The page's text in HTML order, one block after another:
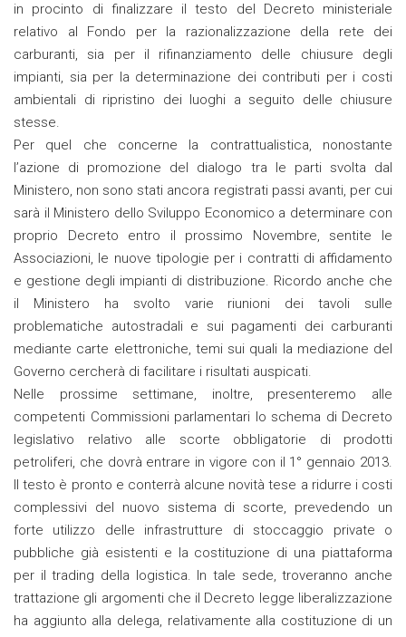
in procinto di finalizzare il testo del Decreto ministeriale
relativo al Fondo per la razionalizzazione della rete dei
carburanti, sia per il rifinanziamento delle chiusure degli
impianti, sia per la determinazione dei contributi per i costi
ambientali di ripristino dei luoghi a seguito delle chiusure
stesse.
Per quel che concerne la contrattualistica, nonostante
l’azione di promozione del dialogo tra le parti svolta dal
Ministero, non sono stati ancora registrati passi avanti, per cui
sarà il Ministero dello Sviluppo Economico a determinare con
proprio Decreto entro il prossimo Novembre, sentite le
Associazioni, le nuove tipologie per i contratti di affidamento
e gestione degli impianti di distribuzione. Ricordo anche che
il Ministero ha svolto varie riunioni dei tavoli sulle
problematiche autostradali e sui pagamenti dei carburanti
mediante carte elettroniche, temi sui quali la mediazione del
Governo cercherà di facilitare i risultati auspicati.
Nelle prossime settimane, inoltre, presenteremo alle
competenti Commissioni parlamentari lo schema di Decreto
legislativo relativo alle scorte obbligatorie di prodotti
petroliferi, che dovrà entrare in vigore con il 1° gennaio 2013.
Il testo è pronto e conterrà alcune novità tese a ridurre i costi
complessivi del nuovo sistema di scorte, prevedendo un
forte utilizzo delle infrastrutture di stoccaggio private o
pubbliche già esistenti e la costituzione di una piattaforma
per il trading della logistica. In tale sede, troveranno anche
trattazione gli argomenti che il Decreto legge liberalizzazione
ha aggiunto alla delega, relativamente alla costituzione di un